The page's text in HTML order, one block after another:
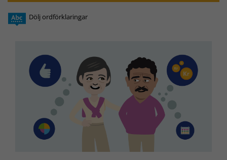
Dölj ordförklaringar